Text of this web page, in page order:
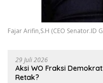
Fajar Arifin,S.H (CEO Senator.ID
29 Juli 2026
Aksi WO Fraksi
Retak?